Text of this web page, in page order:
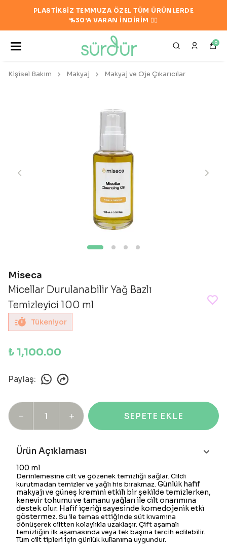
PLASTİKSİZ TEMMUZA ÖZEL TÜM ÜRÜNLERDE
%30'A VARAN İNDİRİM ❤️‍🔥
0
Kişisel Bakım Makyaj Makyaj ve Oje Çıkarıcılar
Miseca
Micellar Durulanabilir Yağ Bazlı
Temizleyici 100 ml
Tükeniyor
₺ 1,100.00
Paylaş:
SEPETE EKLE
Ürün Açıklaması
100 ml
Derinlemesine cilt ve gözenek temizliği sağlar. Cildi
kurutmadan temizler ve yağlı his bırakmaz. Günlük hafif
makyajı ve güneş kremini etkili bir şekilde temizlerken,
kenevir tohumu ve tamanu yağları ile cilt onarımına
destek olur. Hafif içeriği sayesinde komedojenik etki
göstermez. Su ile temas ettiğinde süt kıvamına
dönüşerek ciltten kolaylıkla uzaklaşır. Çift aşamalı
temizliğin ilk aşamasında veya tek başına tercih edilebilir.
Tüm cilt tipleri için günlük kullanıma uygundur.